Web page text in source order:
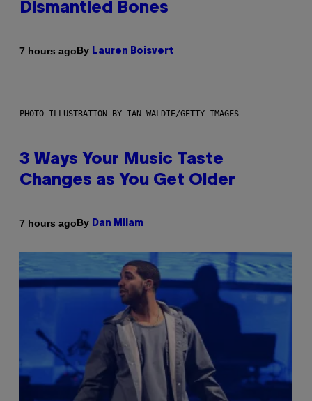
Dismantled Bones
7 hours agoBy Lauren Boisvert
PHOTO ILLUSTRATION BY IAN WALDIE/GETTY IMAGES
3 Ways Your Music Taste
Changes as You Get Older
7 hours agoBy Dan Milam